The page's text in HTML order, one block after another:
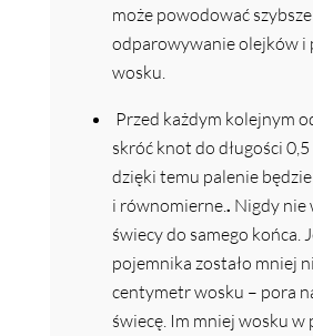
może powodować szybsze
odparowywanie olejków i
wosku.
Przed każdym kolejnym
skróć knot do długości 0,5
dzięki temu palenie
i równomierne.. Nigdy nie
świecy do samego końca.
pojemnika zostało mniej
centymetr wosku – pora
świecę. Im mniej wosku w